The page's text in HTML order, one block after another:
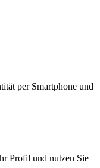
per Smartphone und
Profil und nutzen Sie